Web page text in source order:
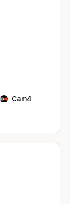
Cam4